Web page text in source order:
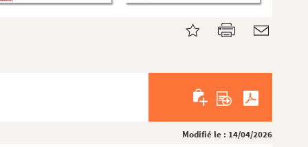
Modifié le : 14/04/2026